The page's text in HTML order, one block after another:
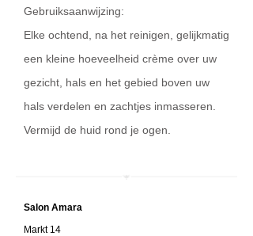
Gebruiksaanwijzing:
Elke ochtend, na het reinigen, gelijkmatig
een kleine hoeveelheid crème over uw
gezicht, hals en het gebied boven uw
hals verdelen en zachtjes inmasseren.
Vermijd de huid rond je ogen.
Salon Amara
Markt 14